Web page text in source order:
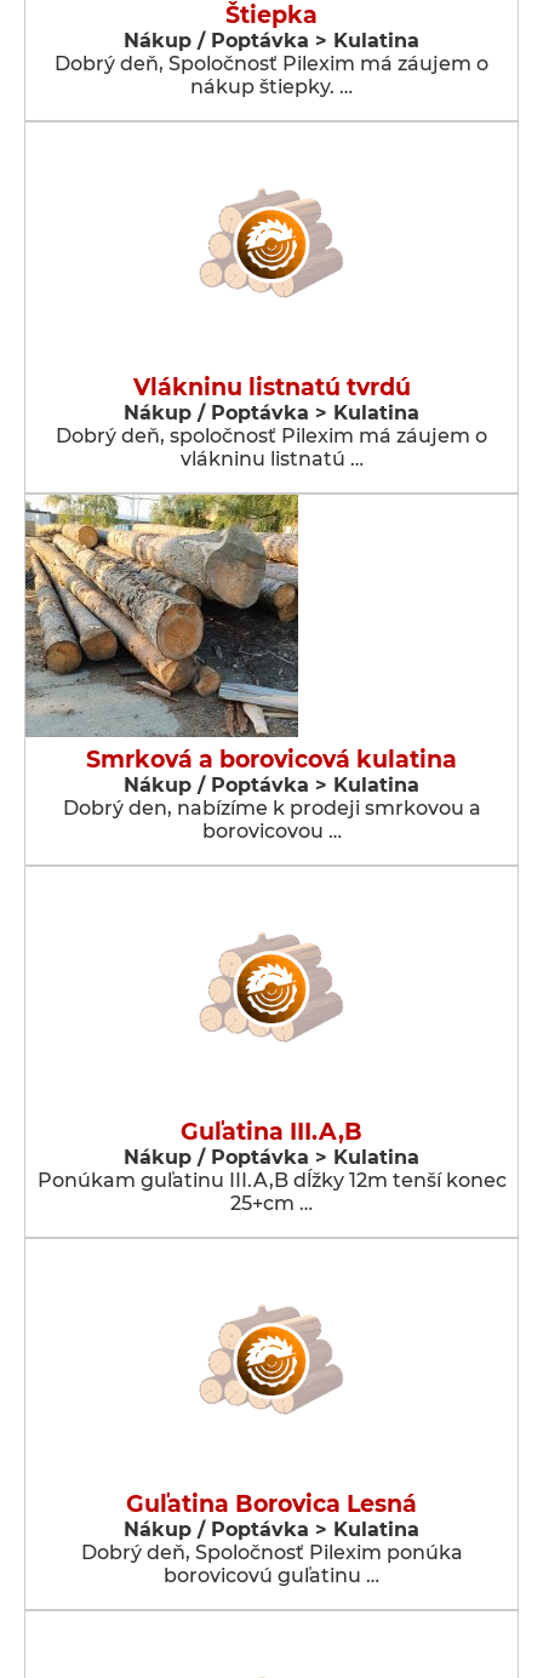
Štiepka
Nákup / Poptávka > Kulatina
Dobrý deň, Spoločnosť Pilexim má záujem o
nákup štiepky. …
Vlákninu listnatú tvrdú
Nákup / Poptávka > Kulatina
Dobrý deň, spoločnosť Pilexim má záujem o
vlákninu listnatú …
Smrková a borovicová kulatina
Nákup / Poptávka > Kulatina
Dobrý den, nabízíme k prodeji smrkovou a
borovicovou …
Guľatina III.A,B
Nákup / Poptávka > Kulatina
Ponúkam guľatinu III.A,B dĺžky 12m tenší konec
25+cm …
Guľatina Borovica Lesná
Nákup / Poptávka > Kulatina
Dobrý deň, Spoločnosť Pilexim ponúka
borovicovú guľatinu …